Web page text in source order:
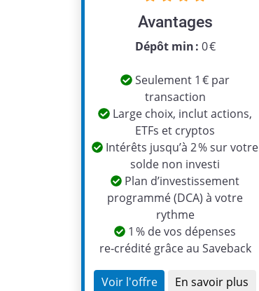
Avantages
Dépôt min : 0 €
Seulement 1 € par
transaction
Large choix, inclut actions,
ETFs et cryptos
Intérêts jusqu’à 2 % sur votre
solde non investi
Plan d’investissement
programmé (DCA) à votre
rythme
1 % de vos dépenses
re‑crédité grâce au Saveback
Voir l'offre En savoir plus